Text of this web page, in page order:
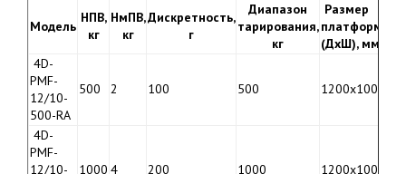
Модель
НПВ,
кг
НмПВ,
кг
Дискретность,
г
Диапазон
тарирования,
кг
Размер
платформы
(ДхШ), мм
4D-
PMF-
12/10-
500-RA
500 2 100 500 1200х1000
4D-
PMF-
12/10-
1000 4 200 1000 1200х1000